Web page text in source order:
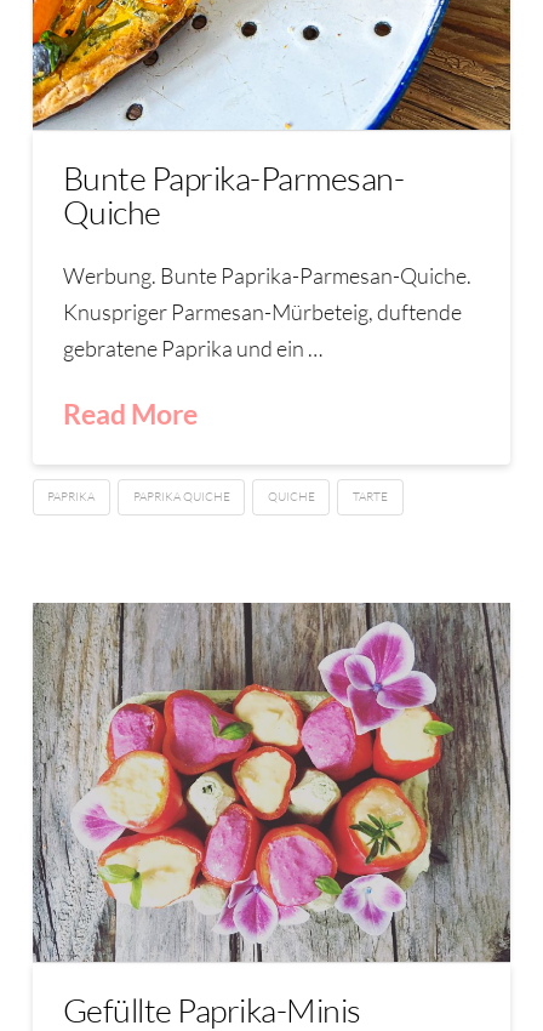
Bunte Paprika-Parmesan-
Quiche
Werbung. Bunte Paprika-Parmesan-Quiche.
Knuspriger Parmesan-Mürbeteig, duftende
gebratene Paprika und ein …
Read More
PAPRIKA PAPRIKA QUICHE QUICHE TARTE
Gefüllte Paprika-Minis